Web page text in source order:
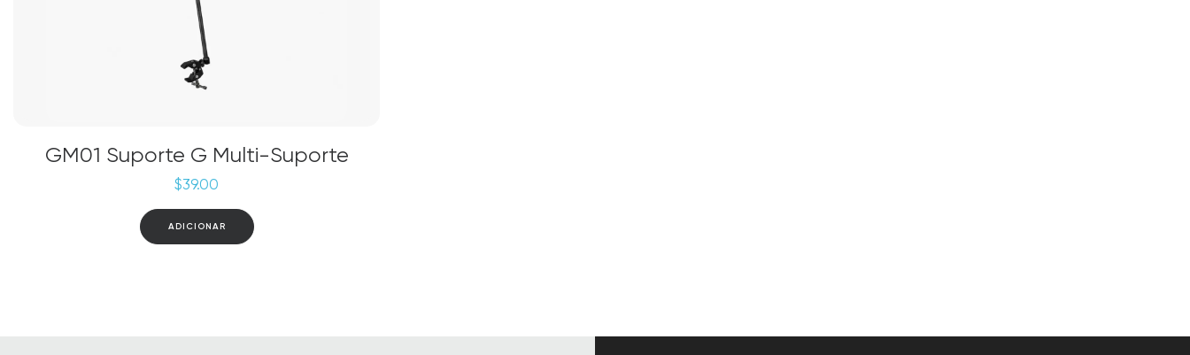
GM01 Suporte G Multi-Suporte
$39.00
ADICIONAR